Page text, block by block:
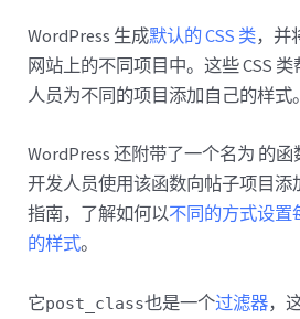
WordPress 生成默认的 CSS 类，并
网站上的不同项目中。这些 CSS
人员为不同的项目添加自己的样式。
WordPress 还附带了一个名为 的函
开发人员使用该函数向帖子项目添
指南，了解如何以不同的方式设置
的样式。
它post_class也是一个过滤器，